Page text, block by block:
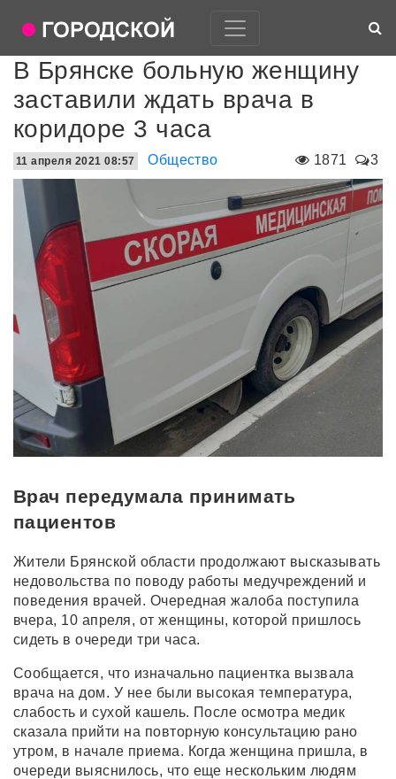
В Брянске больную женщину
заставили ждать врача в
коридоре 3 часа
1871 3
11 апреля 2021 08:57 Общество
Врач передумала принимать
пациентов
Жители Брянской области продолжают высказывать
недовольства по поводу работы медучреждений и
поведения врачей. Очередная жалоба поступила
вчера, 10 апреля, от женщины, которой пришлось
сидеть в очереди три часа.
Сообщается, что изначально пациентка вызвала
врача на дом. У нее были высокая температура,
слабость и сухой кашель. После осмотра медик
сказала прийти на повторную консультацию рано
утром, в начале приема. Когда женщина пришла, в
очереди выяснилось, что еще нескольким людям